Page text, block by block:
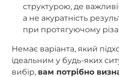
структурою, де
а не акуратність
при протягуючому
Немає варіанта, який
ідеальним у будь-яких
вибір, вам потрібно